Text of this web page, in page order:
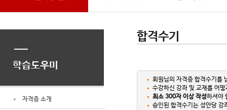
학습도우미
자격증 소개
합격수기
회원님의 자격증 합격수기를
수강하신 강좌 및 교재를 어
최소 300자 이상 작성하셔야
승인된 합격수기는 성안당 강